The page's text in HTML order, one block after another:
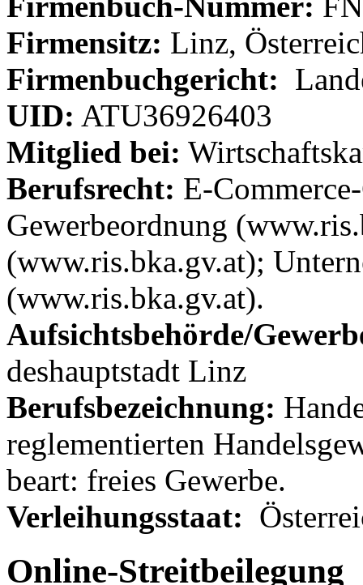
Firmensitz: Linz,
Firmenbuchgericht:
UID: ATU36926403
Mitglied bei:
Berufsrecht: E-
Gewer­be­ord­nung
(www.ris.bka.gv.at);
(www.ris.bka.gv.at).
Aufsichtsbehörde/
deshaupt­stadt Linz
Berufsbezeichnung:
regle­men­tierten
beart: freies Gewerbe.
Verleihungsstaat:
Online-Streitbeilegung